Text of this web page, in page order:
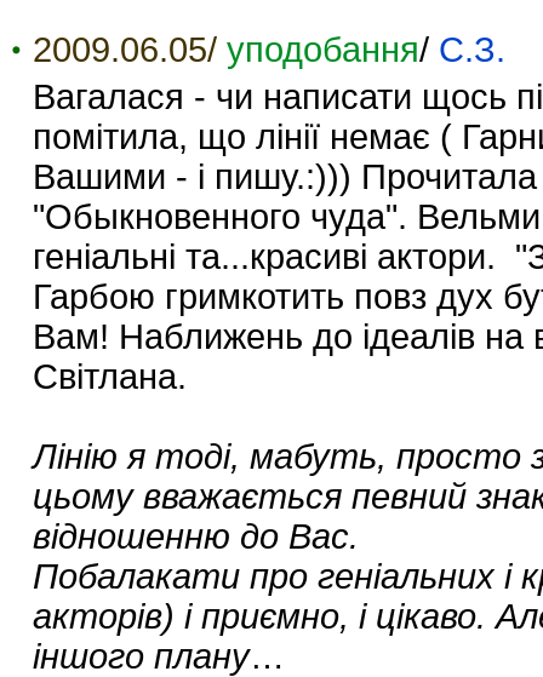
2009.06.05/ уподобання/ С.З.
Вагалася - чи написати щось
помітила, що лінії немає (
Вашими - і пишу.:)))
"Обыкновенного чуда". Вельми
геніальні та...красиві
Гарбою гримкотить повз дух
Вам! Наближень до ідеалів
Світлана.
Лінію я тоді, мабуть,
цьому вважається певний
відношенню до Вас.
Побалакати про геніальних і
акторів) і приємно, і цікаво.
іншого плану…